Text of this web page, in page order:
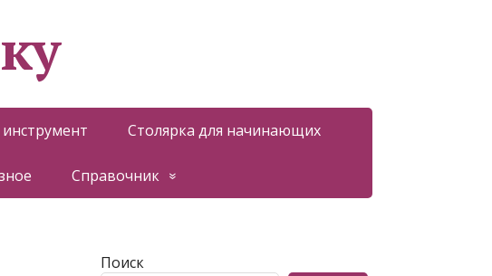
Столярка для начинающих
Справочник
Поиск